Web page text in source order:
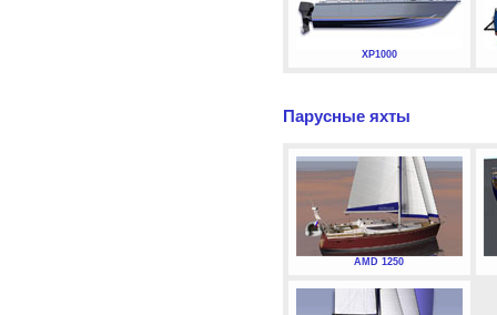
XP1000
Парусные яхты
AMD 1250